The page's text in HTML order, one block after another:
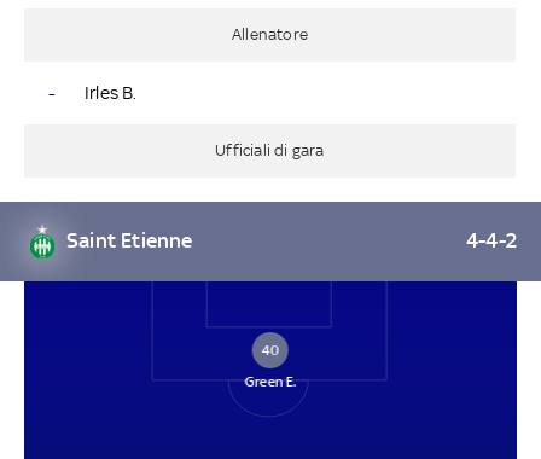
Allenatore
- Irles B.
Ufficiali di gara
Saint Etienne 4-4-2
40
Green E.